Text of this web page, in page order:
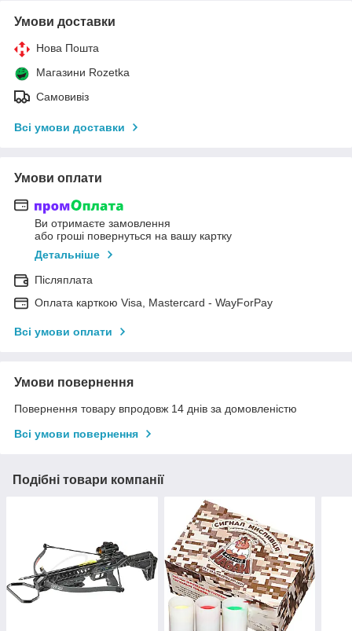
Умови доставки
Нова Пошта
Магазини Rozetka
Самовивіз
Всі умови доставки
Умови оплати
Ви отримаєте замовлення
або гроші повернуться на вашу картку
Детальніше
Післяплата
Оплата карткою Visa, Mastercard - WayForPay
Всі умови оплати
Умови повернення
Повернення товару впродовж 14 днів за домовленістю
Всі умови повернення
Подібні товари компанії